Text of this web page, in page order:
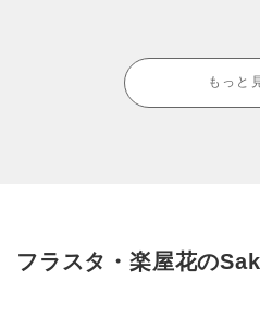
もっと
フラスタ・楽屋花の